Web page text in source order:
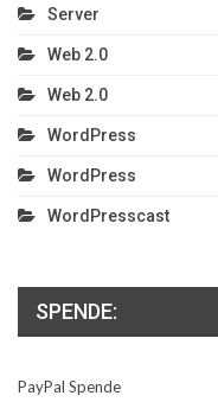
Server
Web 2.0
Web 2.0
WordPress
WordPress
WordPresscast
SPENDE:
PayPal Spende